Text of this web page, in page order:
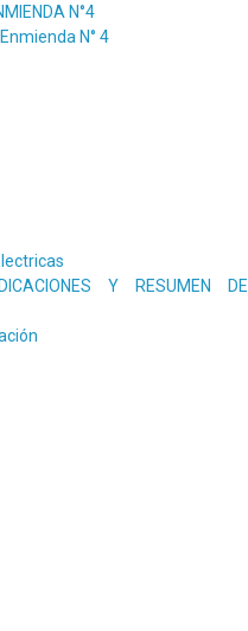
N°4
N° 4
Y RESUMEN DE